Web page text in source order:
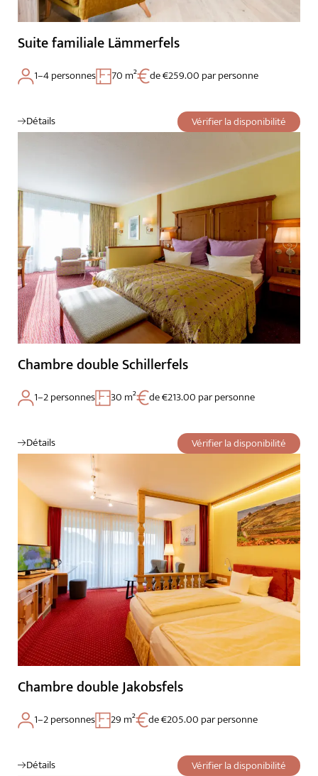
Suite familiale Lämmerfels
Vérifier la disponibilité
1–4 personnes 70 m² de €259.00 par personne
Détails
Chambre double Schillerfels
Vérifier la disponibilité
1–2 personnes 30 m² de €213.00 par personne
Détails
Chambre double Jakobsfels
Vérifier la disponibilité
1–2 personnes 29 m² de €205.00 par personne
Détails